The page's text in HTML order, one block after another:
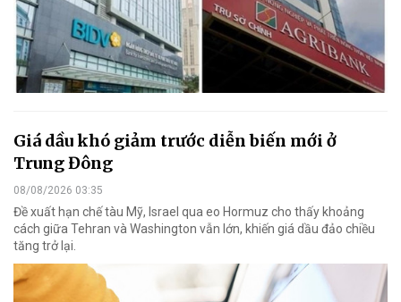
Giá dầu khó giảm trước diễn biến mới ở
Trung Đông
08/08/2026 03:35
Đề xuất hạn chế tàu Mỹ, Israel qua eo Hormuz cho thấy khoảng
cách giữa Tehran và Washington vẫn lớn, khiến giá dầu đảo chiều
tăng trở lại.